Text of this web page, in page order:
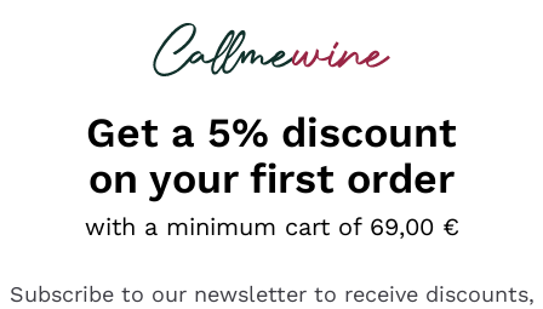
looking for
Get a 5% discount
on your first order
with a minimum cart of 69,00 €
Subscribe to our newsletter to receive discounts,